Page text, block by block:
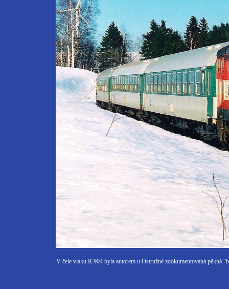
V čele vlaku R 904 byla autorem u Ostružné zdokumentovaná pěkná